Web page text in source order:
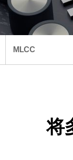
MLCC
将